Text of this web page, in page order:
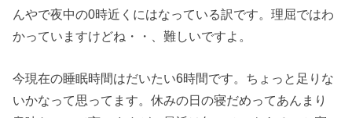
んやで夜中の0時近くにはなっている訳です。理屈ではわ
かっていますけどね・・、難しいですよ。
今現在の睡眠時間はだいたい6時間です。ちょっと足りな
いかなって思ってます。休みの日の寝だめってあんまり